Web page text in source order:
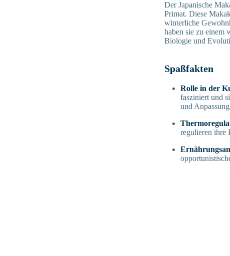
Der Japanische
Primat. Diese
winterliche
haben sie zu einem
Biologie und
Spaßfakten
Rolle in der
fasziniert und
und
regulieren ihre